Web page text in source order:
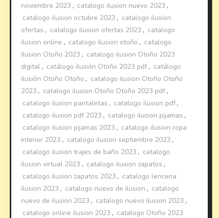
noviembre 2023 , catalogo ilusion nuevo 2023 ,
catalogo ilusion octubre 2023 , catalogo ilusion
ofertas , catalogo ilusion ofertas 2023 , catalogo
ilusion online , catalogo ilusion otoño , catalogo
ilusion Otoño 2023 , catalogo ilusion Otoño 2023
digital , catálogo ilusión Otoño 2023 pdf , catálogo
ilusión Otoño Otoño , catalogo ilusion Otoño Otoño
2023 , catalogo ilusion Otoño Otoño 2023 pdf ,
catalogo ilusion pantaletas , catalogo ilusion pdf ,
catalogo ilusion pdf 2023 , catalogo ilusion pijamas ,
catalogo ilusion pijamas 2023 , catalogo ilusion ropa
interior 2023 , catalogo ilusion septiembre 2023 ,
catalogo ilusion trajes de baño 2023 , catalogo
ilusion virtual 2023 , catalogo ilusion zapatos ,
catalogo ilusion zapatos 2023 , catalogo lenceria
ilusion 2023 , catalogo nuevo de ilusion , catalogo
nuevo de ilusion 2023 , catalogo nuevo ilusion 2023 ,
catalogo online ilusion 2023 , catalogo Otoño 2023